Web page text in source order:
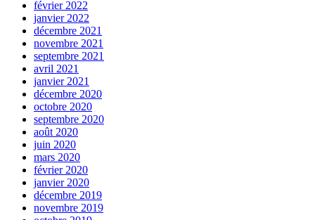
février 2022
janvier 2022
décembre 2021
novembre 2021
septembre 2021
avril 2021
janvier 2021
décembre 2020
octobre 2020
septembre 2020
août 2020
juin 2020
mars 2020
février 2020
janvier 2020
décembre 2019
novembre 2019